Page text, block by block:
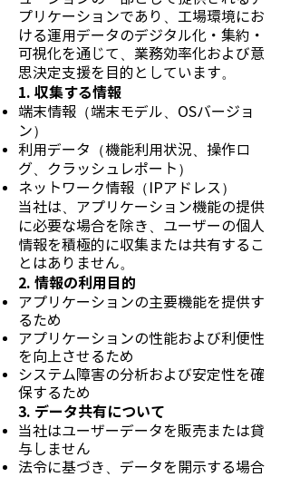
プリケーションであり、工場環境にお
ける運用データのデジタル化・集約・
可視化を通じて、業務効率化および意
思決定支援を目的としています。
1. 収集する情報
端末情報（端末モデル、OSバージョ
ン）
利用データ（機能利用状況、操作ロ
グ、クラッシュレポート）
ネットワーク情報（IPアドレス）
当社は、アプリケーション機能の提供
に必要な場合を除き、ユーザーの個人
情報を積極的に収集または共有するこ
とはありません。
2. 情報の利用目的
アプリケーションの主要機能を提供す
るため
アプリケーションの性能および利便性
を向上させるため
システム障害の分析および安定性を確
保するため
3. データ共有について
当社はユーザーデータを販売または貸
与しません
法令に基づき、データを開示する場合